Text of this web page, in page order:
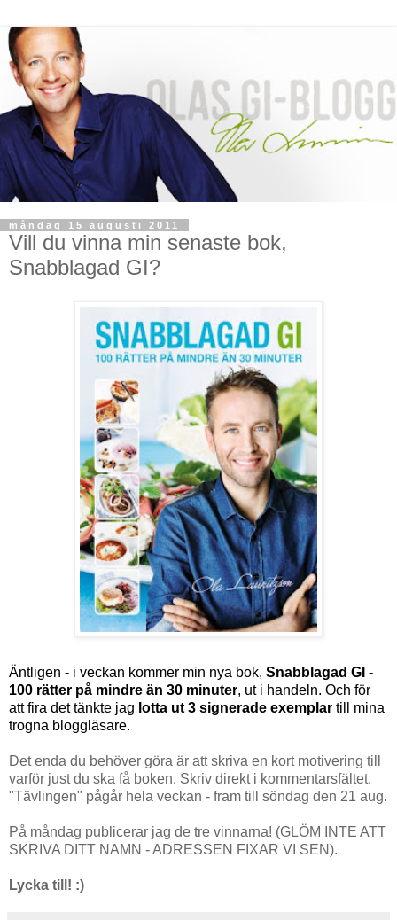
måndag 15 augusti 2011
Vill du vinna min senaste bok,
Snabblagad GI?
Äntligen - i veckan kommer min nya bok, Snabblagad GI -
100 rätter på mindre än 30 minuter, ut i handeln. Och för
att fira det tänkte jag lotta ut 3 signerade exemplar till mina
trogna bloggläsare.
Det enda du behöver göra är att skriva en kort motivering till
varför just du ska få boken. Skriv direkt i kommentarsfältet.
"Tävlingen" pågår hela veckan - fram till söndag den 21 aug.
På måndag publicerar jag de tre vinnarna! (GLÖM INTE ATT
SKRIVA DITT NAMN - ADRESSEN FIXAR VI SEN).
Lycka till! :)